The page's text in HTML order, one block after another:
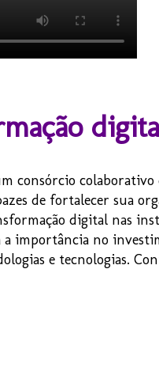
consórcio colaborativo
de fortalecer sua
digital nas
a importância no
e tecnologias.